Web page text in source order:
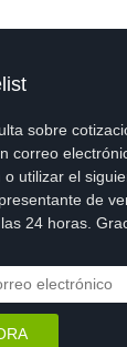
sobre
correo
o utilizar el
de
24 horas.